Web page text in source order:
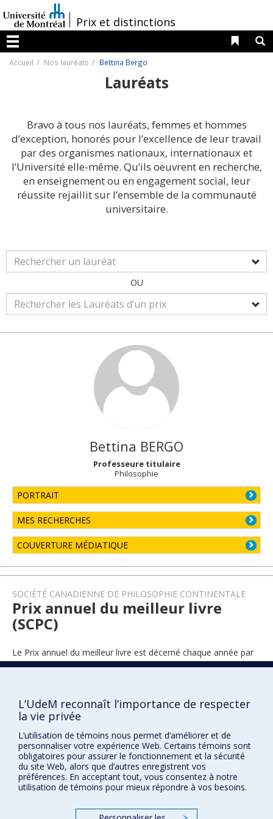
au
contenu
/Prix et distinctions
Menu
Liens
Accueil Nos lauréats Bettina Bergo
Lauréats
Bravo à tous nos lauréats, femmes et hommes
d’exception, honorés pour l’excellence de leur travail
par des organismes nationaux, internationaux et
l’Université elle-même. Qu’ils oeuvrent en recherche,
en enseignement ou en engagement social, leur
réussite rejaillit sur l’ensemble de la communauté
universitaire.
OU
Bettina BERGO
Professeure titulaire
Philosophie
PORTRAIT
MES RECHERCHES
COUVERTURE MÉDIATIQUE
SOCIÉTÉ CANADIENNE DE PHILOSOPHIE CONTINENTALE
Prix annuel du meilleur livre
(SCPC)
Le Prix annuel du meilleur livre est décerné chaque année par
la Société Canadienne de Philosophie Continentale.
2022
Prix et distinctions
L’UdeM reconnaît l’importance de respecter
la vie privée
L’utilisation de témoins nous permet d’améliorer et de
personnaliser votre expérience Web. Certains témoins sont
obligatoires pour assurer le fonctionnement et la sécurité
du site Web, alors que d’autres enregistrent vos
préférences. En acceptant tout, vous consentez à notre
utilisation de témoins pour mieux répondre à vos besoins.